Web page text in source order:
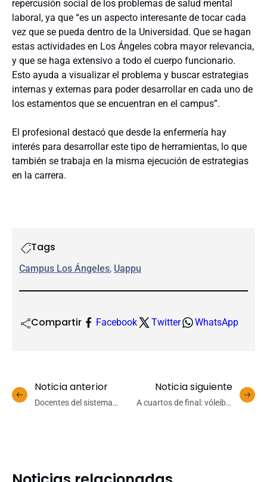
repercusión social de los problemas de salud mental
laboral, ya que “es un aspecto interesante de tocar cada
vez que se pueda dentro de la Universidad. Que se hagan
estas actividades en Los Ángeles cobra mayor relevancia,
y que se haga extensivo a todo el cuerpo funcionario.
Esto ayuda a visualizar el problema y buscar estrategias
internas y externas para poder desarrollar en cada uno de
los estamentos que se encuentran en el campus”.
El profesional destacó que desde la enfermería hay
interés para desarrollar este tipo de herramientas, lo que
también se trabaja en la misma ejecución de estrategias
en la carrera.
Tags
Campus Los Ángeles, Uappu
Compartir Facebook Twitter WhatsApp
Noticia anterior
Docentes del sistema
Noticia siguiente
A cuartos de final: vóleibol